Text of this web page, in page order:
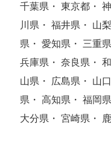
千葉県・ 東京都・
川県・ 福井県・ 山
県・ 愛知県・ 三重
兵庫県・ 奈良県・
山県・ 広島県・ 山
県・ 高知県・ 福岡
大分県・ 宮崎県・